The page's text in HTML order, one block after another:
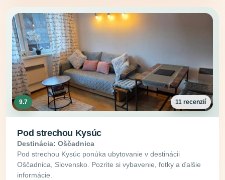
9.7 11 recenzií
Pod strechou Kysúc
Destinácia: Oščadnica
Pod strechou Kysúc ponúka ubytovanie v destinácii
Oščadnica, Slovensko. Pozrite si vybavenie, fotky a ďalšie
informácie.